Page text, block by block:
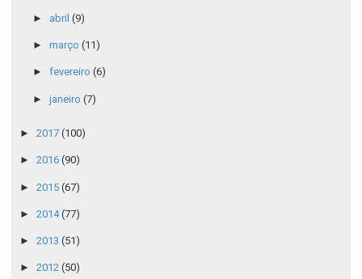
► abril (9)
► março (11)
► fevereiro (6)
► janeiro (7)
► 2017 (100)
► 2016 (90)
► 2015 (67)
► 2014(77)
► 2013 (51)
► 2012 (50)